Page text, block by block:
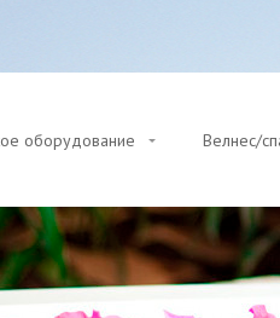
оборудование Велнес/